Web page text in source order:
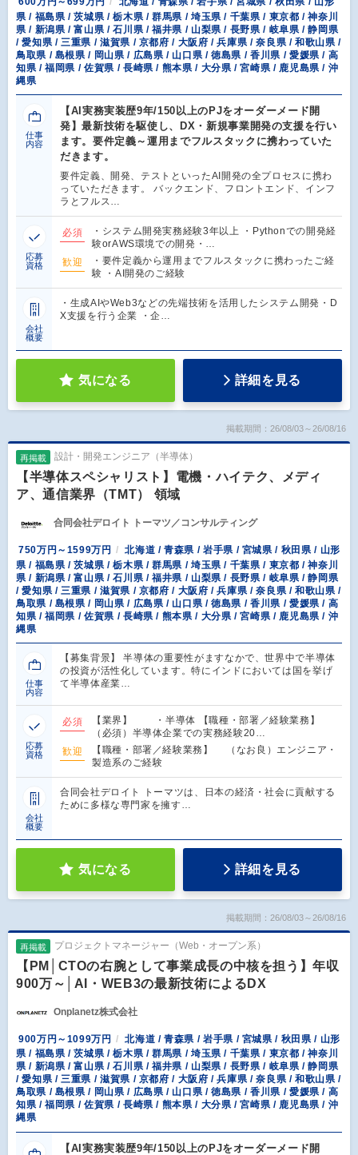
県 / 福島県 / 茨城県 / 栃木県 / 群馬県 / 埼玉県 / 千葉県 / 東京都 / 神奈川
県 / 新潟県 / 富山県 / 石川県 / 福井県 / 山梨県 / 長野県 / 岐阜県 / 静岡県
/ 愛知県 / 三重県 / 滋賀県 / 京都府 / 大阪府 / 兵庫県 / 奈良県 / 和歌山県 /
鳥取県 / 島根県 / 岡山県 / 広島県 / 山口県 / 徳島県 / 香川県 / 愛媛県 / 高
知県 / 福岡県 / 佐賀県 / 長崎県 / 熊本県 / 大分県 / 宮崎県 / 鹿児島県 / 沖
縄県
仕事
内容
【AI実務実装歴9年/150以上のPJをオーダーメード開
発】最新技術を駆使し、DX・新規事業開発の支援を行い
ます。要件定義～運用までフルスタックに携わっていた
だきます。
要件定義、開発、テストといったAI開発の全プロセスに携わ
っていただきます。 バックエンド、フロントエンド、インフ
ラとフルス…
応募
資格
必須
・システム開発実務経験3年以上 ・Pythonでの開発経
験orAWS環境での開発・…
歓迎
・要件定義から運用までフルスタックに携わったご経
験 ・AI開発のご経験
会社
概要
・生成AIやWeb3などの先端技術を活用したシステム開発・D
X支援を行う企業 ・企…
気になる 詳細を見る
掲載期間：26/08/03～26/08/16
再掲載 設計・開発エンジニア（半導体）
【半導体スペシャリスト】電機・ハイテク、メディ
ア、通信業界（TMT） 領域
合同会社デロイト トーマツ／コンサルティング
750万円～1599万円
北海道 / 青森県 / 岩手県 / 宮城県 / 秋田県 / 山形
県 / 福島県 / 茨城県 / 栃木県 / 群馬県 / 埼玉県 / 千葉県 / 東京都 / 神奈川
県 / 新潟県 / 富山県 / 石川県 / 福井県 / 山梨県 / 長野県 / 岐阜県 / 静岡県
/ 愛知県 / 三重県 / 滋賀県 / 京都府 / 大阪府 / 兵庫県 / 奈良県 / 和歌山県 /
鳥取県 / 島根県 / 岡山県 / 広島県 / 山口県 / 徳島県 / 香川県 / 愛媛県 / 高
知県 / 福岡県 / 佐賀県 / 長崎県 / 熊本県 / 大分県 / 宮崎県 / 鹿児島県 / 沖
縄県
仕事
内容
【募集背景】 半導体の重要性がますなかで、世界中で半導体
の投資が活性化しています。特にインドにおいては国を挙げ
て半導体産業…
応募
資格
必須
【業界】 ・半導体 【職種・部署／経験業務】
（必須）半導体企業での実務経験20…
歓迎
【職種・部署／経験業務】 （なお良）エンジニア・
製造系のご経験
会社
概要
合同会社デロイト トーマツは、日本の経済・社会に貢献する
ために多様な専門家を擁す…
気になる 詳細を見る
掲載期間：26/08/03～26/08/16
再掲載 プロジェクトマネージャー（Web・オープン系）
【PM│CTOの右腕として事業成長の中核を担う】年収
900万～│AI・WEB3の最新技術によるDX
Onplanetz株式会社
900万円～1099万円
北海道 / 青森県 / 岩手県 / 宮城県 / 秋田県 / 山形
県 / 福島県 / 茨城県 / 栃木県 / 群馬県 / 埼玉県 / 千葉県 / 東京都 / 神奈川
県 / 新潟県 / 富山県 / 石川県 / 福井県 / 山梨県 / 長野県 / 岐阜県 / 静岡県
/ 愛知県 / 三重県 / 滋賀県 / 京都府 / 大阪府 / 兵庫県 / 奈良県 / 和歌山県 /
鳥取県 / 島根県 / 岡山県 / 広島県 / 山口県 / 徳島県 / 香川県 / 愛媛県 / 高
知県 / 福岡県 / 佐賀県 / 長崎県 / 熊本県 / 大分県 / 宮崎県 / 鹿児島県 / 沖
縄県
【AI実務実装歴9年/150以上のPJをオーダーメード開